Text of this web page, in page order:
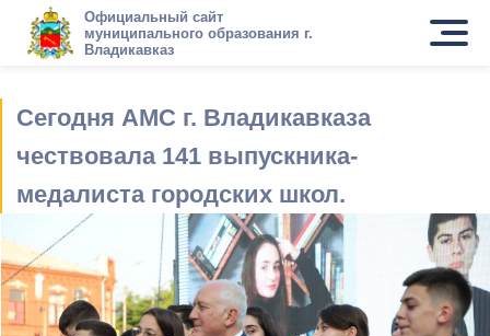
Официальный сайт
муниципального образования г.
Владикавказ
Сегодня АМС г. Владикавказа
чествовала 141 выпускника-
медалиста городских школ.